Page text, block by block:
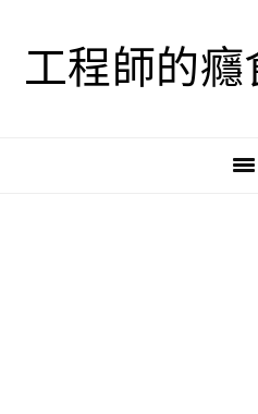
工程師的